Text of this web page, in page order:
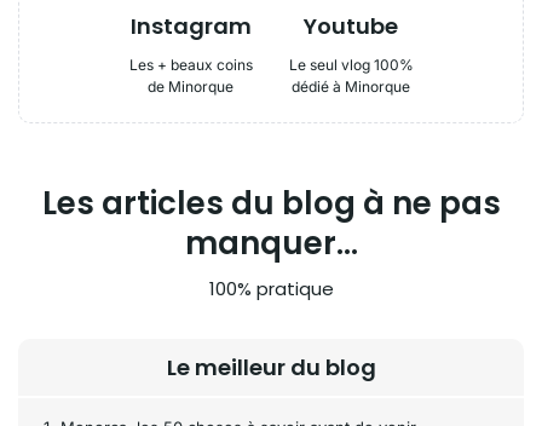
Instagram
Les + beaux coins
de Minorque
Youtube
Le seul vlog 100%
dédié à Minorque
Les articles du blog à ne pas
manquer...
100% pratique
Le meilleur du blog